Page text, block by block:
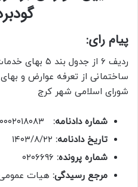
پیام رای:
ردیف ۶ از جدول
شورای اسلامی شهر کرج
شماره دادنامه:
تاریخ دادنامه: ۱۴۰۳/۸/۲۲
شماره پرونده:
مرجع رسیدگی: هیات عمومی